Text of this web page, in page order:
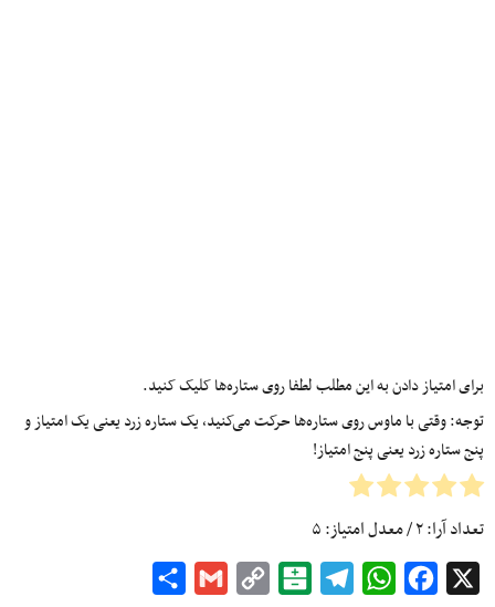
برای امتیاز دادن به این مطلب لطفا روی ستاره‌ها کلیک کنید.
توجه: وقتی با ماوس روی ستاره‌ها حرکت می‌کنید، یک ستاره زرد یعنی یک امتیاز و
پنج ستاره زرد یعنی پنج امتیاز!
تعداد آرا:۲/ معدل امتیاز:۵
Facebook
WhatsApp
Telegram
Balatarin
Copy
Gmail